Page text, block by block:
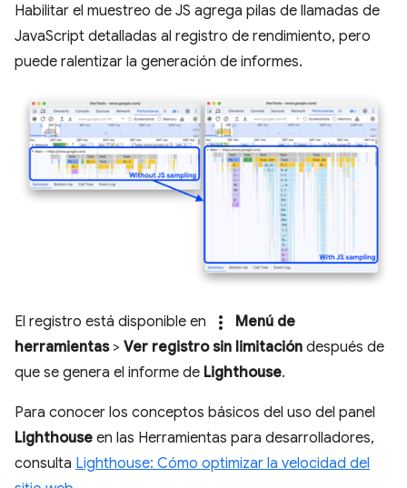
Habilitar el muestreo de JS agrega pilas de llamadas de
JavaScript detalladas al registro de rendimiento, pero
puede ralentizar la generación de informes.
El registro está disponible en more_vert
Menú de
herramientas> Ver registro sin limitación después de
que se genera el informe de Lighthouse.
Para conocer los conceptos básicos del uso del panel
Lighthouse en las Herramientas para desarrolladores,
consulta Lighthouse: Cómo optimizar la velocidad del